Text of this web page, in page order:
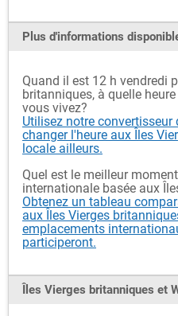
Plus d'informations
Quand il est 12 h vendredi
britanniques, à quelle
vous vivez?
Utilisez notre
changer l'heure aux Îles
locale ailleurs.
Quel est le meilleur
internationale basée aux
Obtenez un tableau
aux Îles Vierges
emplacements
participeront.
Îles Vierges britanniques et